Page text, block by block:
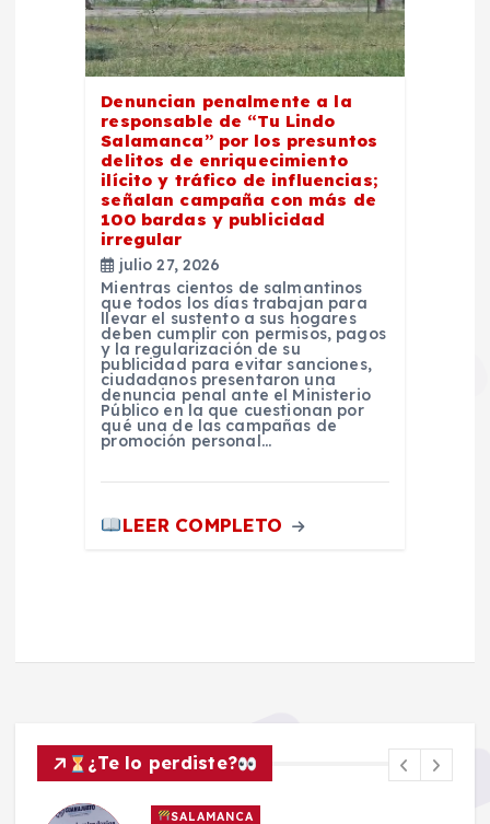
Denuncian penalmente a la
responsable de “Tu Lindo
Salamanca” por los presuntos
delitos de enriquecimiento
ilícito y tráfico de influencias;
señalan campaña con más de
100 bardas y publicidad
irregular
julio 27, 2026
Mientras cientos de salmantinos
que todos los días trabajan para
llevar el sustento a sus hogares
deben cumplir con permisos, pagos
y la regularización de su
publicidad para evitar sanciones,
ciudadanos presentaron una
denuncia penal ante el Ministerio
Público en la que cuestionan por
qué una de las campañas de
promoción personal…
LEER COMPLETO
¿Te lo perdiste?
SALAMANCA